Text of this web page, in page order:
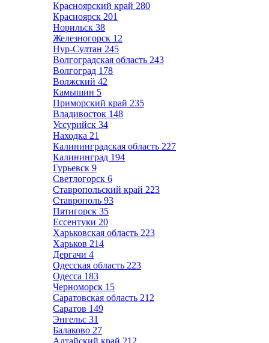
Красноярский край 280
Красноярск 201
Норильск 38
Железногорск 12
Нур-Султан 245
Волгоградская область 243
Волгоград 178
Волжский 42
Камышин 5
Приморский край 235
Владивосток 148
Уссурийск 34
Находка 21
Калининградская область 227
Калининград 194
Гурьевск 9
Светлогорск 6
Ставропольский край 223
Ставрополь 93
Пятигорск 35
Ессентуки 20
Харьковская область 223
Харьков 214
Дергачи 4
Одесская область 223
Одесса 183
Черноморск 15
Саратовская область 212
Саратов 149
Энгельс 31
Балаково 27
Алтайский край 212